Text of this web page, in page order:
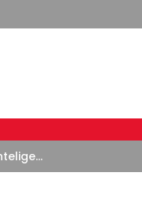
VII Webinar del IGERO: «Inteligencia Artificial aplicada en Geriatría: evidencias y retos»